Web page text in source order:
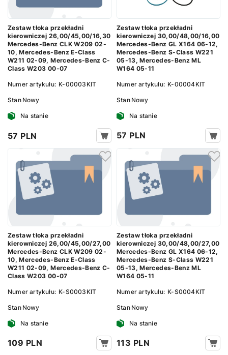
Zestaw tłoka przekładni
kierowniczej 26,00/45,00/16,30
Mercedes-Benz CLK W209 02-
10, Mercedes-Benz E-Class
W211 02-09, Mercedes-Benz C-
Class W203 00-07
Numer artykułu: K-00003KIT
Stan Nowy
Na stanie
57 PLN
Zestaw tłoka przekładni
kierowniczej 30,00/48,00/16,00
Mercedes-Benz GL X164 06-12,
Mercedes-Benz S-Class W221
05-13, Mercedes-Benz ML
W164 05-11
Numer artykułu: K-00004KIT
Stan Nowy
Na stanie
57 PLN
Zestaw tłoka przekładni
kierowniczej 26,00/45,00/27,00
Mercedes-Benz CLK W209 02-
10, Mercedes-Benz E-Class
W211 02-09, Mercedes-Benz C-
Class W203 00-07
Numer artykułu: K-S0003KIT
Stan Nowy
Na stanie
109 PLN
Zestaw tłoka przekładni
kierowniczej 30,00/48,00/27,00
Mercedes-Benz GL X164 06-12,
Mercedes-Benz S-Class W221
05-13, Mercedes-Benz ML
W164 05-11
Numer artykułu: K-S0004KIT
Stan Nowy
Na stanie
113 PLN